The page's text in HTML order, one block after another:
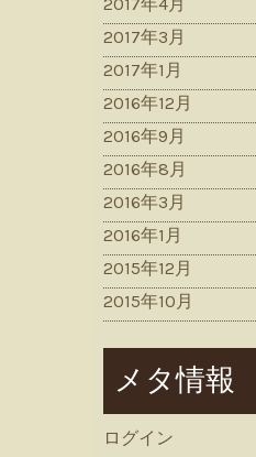
2017年3月
2017年1月
2016年12月
2016年9月
2016年8月
2016年3月
2016年1月
2015年12月
2015年10月
メタ情報
ログイン